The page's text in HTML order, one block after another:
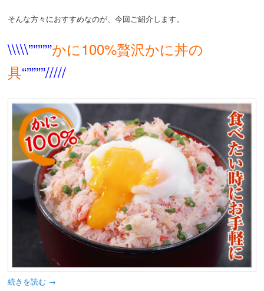
そんな方々におすすめなのが、今回ご紹介します。
\\\\\”””””かに100%贅沢かに丼の
具“””””/////
続きを読む →